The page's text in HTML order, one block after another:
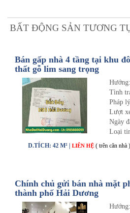
BẤT ĐỘNG SẢN TƯƠNG
Bán gấp nhà 4 tầng tại khu
thất gỗ lim sang trọng
Hướng:
Tình
Pháp
Lượt
Ngày
Loại
D.TÍCH: 42 M² | LIÊN HỆ ( trên căn nhà )
Chính chủ gửi bán nhà mặt
thành phố Hải Dương
Hướng: